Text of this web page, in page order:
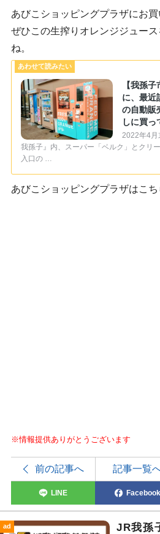
あびこショッピングプラザにお買
ぜひこの生搾りオレンジジュー
ね。
【我孫
に、最近
の自動販
しに買っ
2022年4月
我孫子』内、スーパー「ベルク」とクリ
入口の …
あびこショッピングプラザはこち
※情報提供ありがとうございます
前の記事へ 記事一覧
LINE Facebook
ad JR我孫